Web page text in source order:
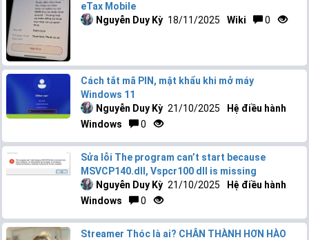
eTax Mobile
Nguyễn Duy Kỳ 18/11/2025 Wiki 0
Cách tắt mã PIN, mật khẩu khi mở máy
Windows 11
Nguyễn Duy Kỳ 21/10/2025
Hệ điều hành
Windows
0
Sửa lỗi The program can’t start because
MSVCP140.dll, Vspcr100 dll is missing
Nguyễn Duy Kỳ 21/10/2025
Hệ điều hành
Windows
0
Streamer Thóc là ai? CHÂN THÀNH HƠN HÀO